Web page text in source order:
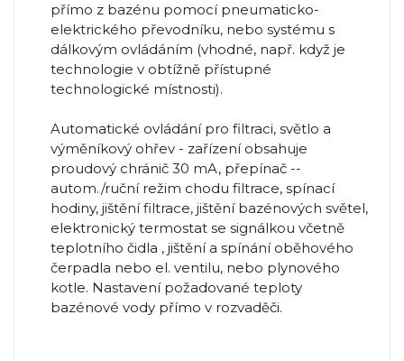
přímo z bazénu pomocí pneumaticko-
elektrického převodníku, nebo systému s
dálkovým ovládáním (vhodné, např. když je
technologie v obtížně přístupné
technologické místnosti).
Automatické ovládání pro filtraci, světlo a
výměníkový ohřev - zařízení obsahuje
proudový chránič 30 mA, přepínač --
autom./ruční režim chodu filtrace, spínací
hodiny, jištění filtrace, jištění bazénových světel,
elektronický termostat se signálkou včetně
teplotního čidla , jištění a spínání oběhového
čerpadla nebo el. ventilu, nebo plynového
kotle. Nastavení požadované teploty
bazénové vody přímo v rozvaděči.